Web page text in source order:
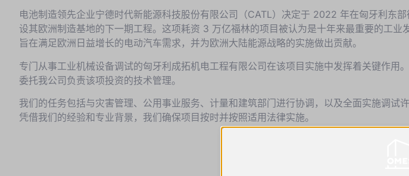
电池制造领先企业宁德时代新能源科技股份有限公司（CATL）决定于 2022 年在匈牙利东部
设其欧洲制造基地的下一期工程。这项耗资 3 万亿福林的项目被认为是十年来最重要的工业
旨在满足欧洲日益增长的电动汽车需求，并为欧洲大陆能源战略的实施做出贡献。
专门从事工业机械设备调试的匈牙利成拓机电工程有限公司在该项目实施中发挥着关键作用。
委托我公司负责该项投资的技术管理。
我们的任务包括与灾害管理、公用事业服务、计量和建筑部门进行协调，以及全面实施调试许
凭借我们的经验和专业背景，我们确保项目按时并按照适用法律实施。